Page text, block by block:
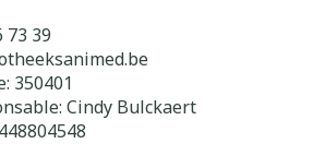
73 39
350401
Cindy Bulckaert